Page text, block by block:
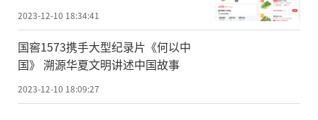
2023-12-10 18:34:41
国窖1573携手大型纪录片《何以中
国》 溯源华夏文明讲述中国故事
2023-12-10 18:09:27